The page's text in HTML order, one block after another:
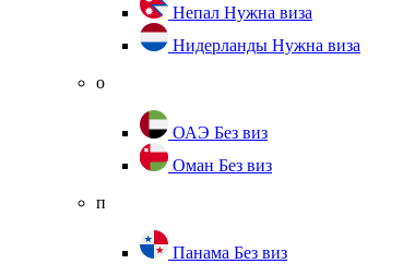
Непал Нужна виза
Нидерланды Нужна виза
о
ОАЭ Без виз
Оман Без виз
п
Панама Без виз